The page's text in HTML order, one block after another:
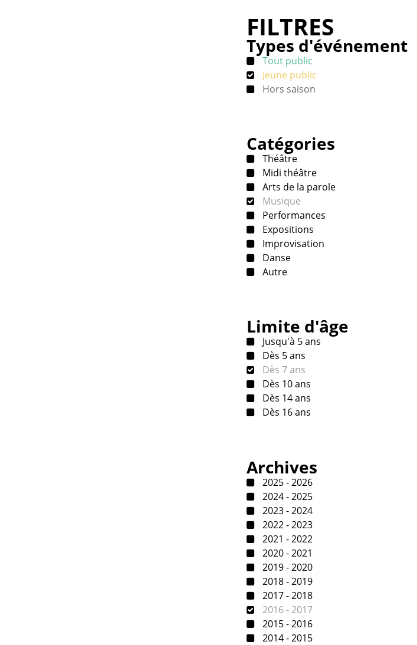
FILTRES
Types d'événement
Tout public
Jeune public
Hors saison
Catégories
Théâtre
Midi théâtre
Arts de la parole
Musique
Performances
Expositions
Improvisation
Danse
Autre
Limite d'âge
Jusqu'à 5 ans
Dès 5 ans
Dès 7 ans
Dès 10 ans
Dès 14 ans
Dès 16 ans
Archives
2025 - 2026
2024 - 2025
2023 - 2024
2022 - 2023
2021 - 2022
2020 - 2021
2019 - 2020
2018 - 2019
2017 - 2018
2016 - 2017
2015 - 2016
2014 - 2015